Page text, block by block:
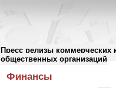
Пресс релизы коммерческих
общественных организаций
Архив пресс-релизов//
Финансы